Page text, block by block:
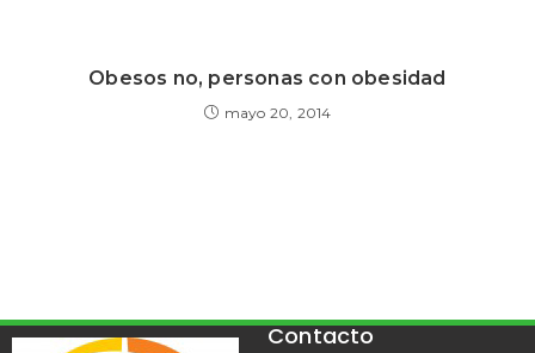
Obesos no, personas con obesidad
mayo 20, 2014
Contacto